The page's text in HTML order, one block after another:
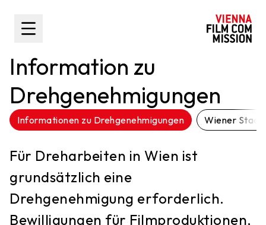
Toggle Sidebar
Information zu
Drehgenehmigungen
Informationen zu Drehgenehmigungen Wiener
Für Dreharbeiten in Wien ist
grundsätzlich eine
Drehgenehmigung erforderlich.
Bewilligungen für Filmproduktionen,